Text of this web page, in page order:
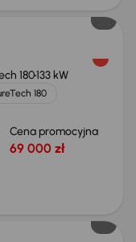
180133 kW
180
Cena promocyjna
69 000 zł